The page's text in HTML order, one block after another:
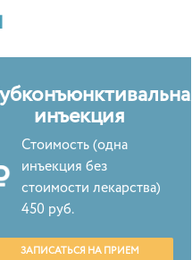
инъекция
Стоимость (одна
инъекция без
стоимости лекарства)
450 руб.
ЗАПИСАТЬСЯ НА ПРИЕМ